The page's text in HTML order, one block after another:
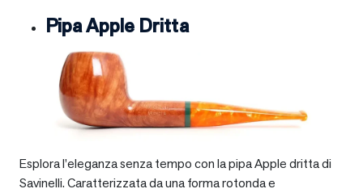
Pipa Apple Dritta
Esplora l’eleganza senza tempo con la pipa Apple dritta di
Savinelli. Caratterizzata da una forma rotonda e